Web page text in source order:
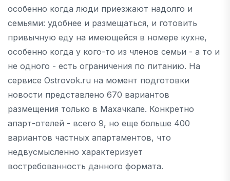
особенно когда люди приезжают надолго и
семьями: удобнее и размещаться, и готовить
привычную еду на имеющейся в номере кухне,
особенно когда у кого-то из членов семьи - а то и
не одного - есть ограничения по питанию. На
сервисе Ostrovok.ru на момент подготовки
новости представлено 670 вариантов
размещения только в Махачкале. Конкретно
апарт-отелей - всего 9, но еще больше 400
вариантов частных апартаментов, что
недвусмысленно характеризует
востребованность данного формата.